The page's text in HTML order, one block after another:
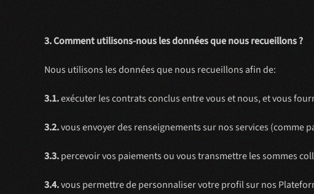
3. Comment utilisons-nous les données que nous recueillons ?
Nous utilisons les données que nous recueillons afin de:
3.1.exécuter les contrats conclus entre vous et nous, et vous
3.2.vous envoyer des renseignements sur nos services
3.3.percevoir vos paiements ou vous transmettre les sommes
3.4.vous permettre de personnaliser votre profil sur nos